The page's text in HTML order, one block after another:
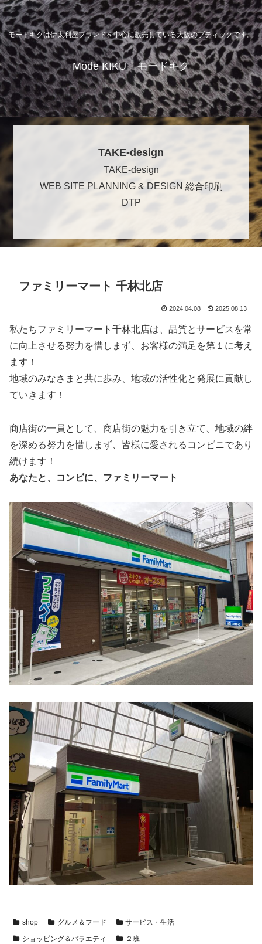
モードキクは伊太利屋ブランドを中心に販売している大阪のブティックです。
Mode KIKU モードキク
TAKE-design
TAKE-design
WEB SITE PLANNING & DESIGN 総合印刷
DTP
ファミリーマート 千林北店
2024.04.08 2025.08.13
私たちファミリーマート千林北店は、品質とサービスを常
に向上させる努力を惜しまず、お客様の満足を第１に考え
ます！
地域のみなさまと共に歩み、地域の活性化と発展に貢献し
ていきます！
商店街の一員として、商店街の魅力を引き立て、地域の絆
を深める努力を惜しまず、皆様に愛されるコンビニであり
続けます！
あなたと、コンビに、ファミリーマート
shop グルメ＆フード
サービス・生活
ショッピング＆バラエティ
２班